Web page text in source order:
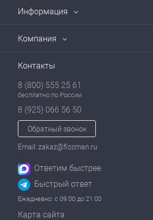
Информация
Компания
Контакты
8 (800) 555 25 61
бесплатно по России
8 (925) 066 56 50
Обратный звонок
Email: zakaz@fissman.ru
Ответим быстрее
Быстрый ответ
Ежедневно: с 09:00 до 21:00
Карта сайта